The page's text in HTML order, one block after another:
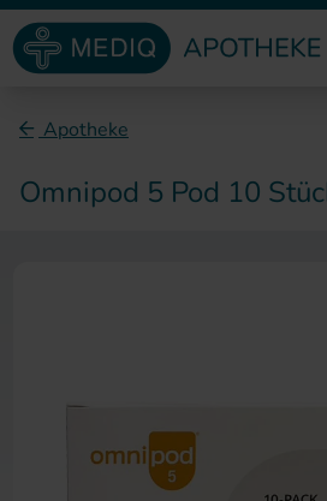
Direkt
Apotheke
Omnipod 5 Pod 10